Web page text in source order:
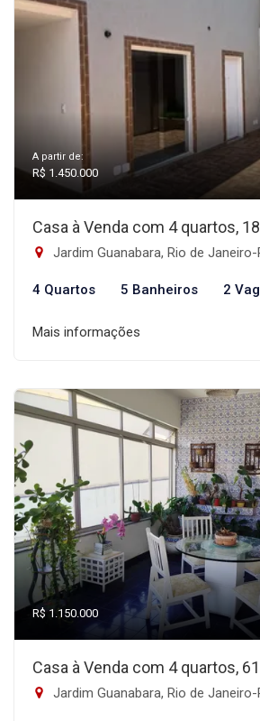
A partir de:
R$ 1.450.000
Casa à Venda com 4 quartos,
Jardim Guanabara, Rio de Janeiro-
4 Quartos 5 Banheiros 2
Mais informações
R$ 1.150.000
Casa à Venda com 4 quartos,
Jardim Guanabara, Rio de Janeiro-